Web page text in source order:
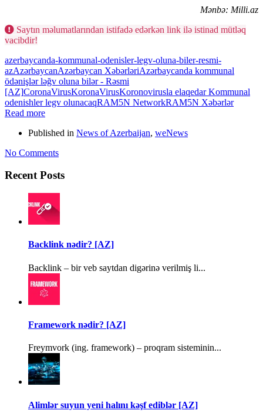
Mənbə: Milli.az
Saytın məlumatlarından istifadə edərkən link ilə istinad mütləq
vacibdir!
azerbaycanda-kommunal-odenisler-legv-oluna-biler-resmi-
azAzərbaycanAzərbaycan XəbərləriAzərbaycanda kommunal
ödənişlər ləğv oluna bilər - Rəsmi
[AZ]CoronaVirusKoronaVirusKoronovirusla elaqedar Kommunal
odenishler legv olunacaqRAM5N NetworkRAM5N Xəbərlər
Read more
Published in News of Azerbaijan, weNews
No Comments
Recent Posts
Backlink nədir? [AZ]
Backlink – bir veb saytdan digərinə verilmiş li...
Framework nədir? [AZ]
Freymvork (ing. framework) – proqram sisteminin...
Alimlər suyun yeni halını kəşf ediblər [AZ]